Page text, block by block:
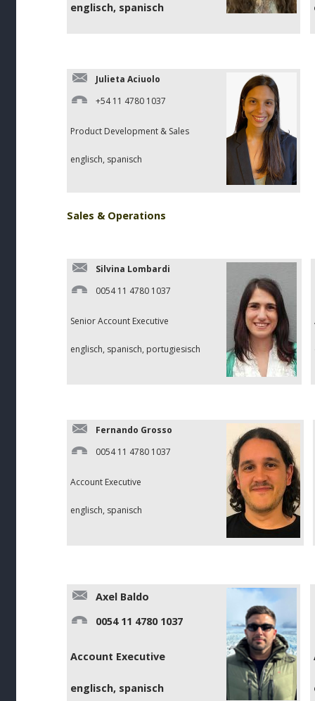
englisch, spanisch
Julieta Aciuolo
+54 11 4780 1037
Product Development & Sales
englisch, spanisch
Sales & Operations
Silvina Lombardi
0054 11 4780 1037
Senior Account Executive
englisch, spanisch, portugiesisch
Fernando Grosso
0054 11 4780 1037
Account Executive
englisch, spanisch
Axel Baldo
0054 11 4780 1037
Account Executive
englisch, spanisch